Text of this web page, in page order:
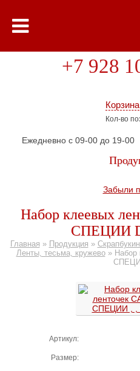
Корзина
Кол-во
+7 928
Ежедневно с 09-00 до 19-00
Забыли
Набор клеевых
СПЕЦИИ
Главная » Продукция »
Ленты, тесьма, кружево»
Артикул:
Размер: